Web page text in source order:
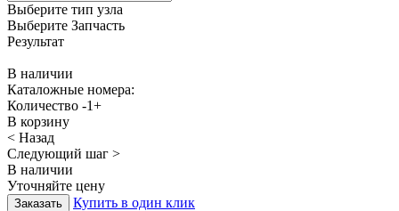
Выберите тип узла
Выберите Запчасть
Результат
В наличии
Каталожные номера:
Количество -1+
В корзину
< Назад
Следующий шаг >
В наличии
Уточняйте цену
Купить в один клик